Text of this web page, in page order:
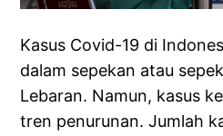
Kasus Covid-19 di
dalam sepekan atau
Lebaran. Namun, kasus
tren penurunan. Jumlah